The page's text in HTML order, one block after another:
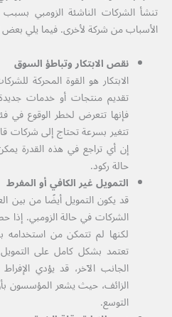
تنشأ الشركات الناشئة الزومبي
الأسباب من شركة لأخرى. فيما يلي بعض
نقص الابتكار وتباطؤ السوق
الابتكار هو القوة المحركة
تقديم منتجات أو خدمات
فإنها تتعرض لخطر الوقوع في
تتغير بسرعة تحتاج إلى شركات
إن أي تراجع في هذه القدرة
حالة ركود.
التمويل غير الكافي أو المفرط
قد يكون التمويل أيضًا من بين
الشركات في حالة الزومبي. إذا
لكنها لم تتمكن من استخدامه
تعتمد بشكل كامل على
الجانب الآخر، قد يؤدي
الزائف، حيث يشعر المؤسسون
التوسع.